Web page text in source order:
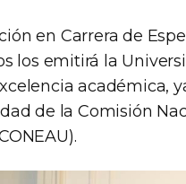
en Carrera de
los emitirá la
académica,
de la Comisión